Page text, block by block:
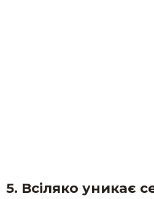
5. Всіляко уникає